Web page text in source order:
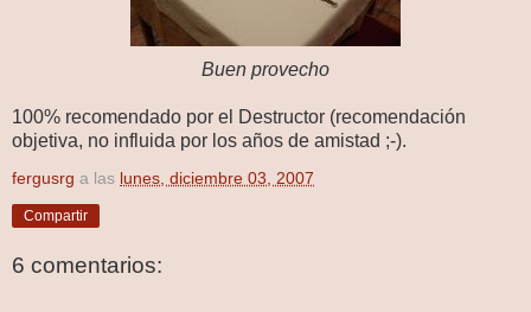
Buen provecho
100% recomendado por el Destructor (recomendación
objetiva, no influida por los años de amistad ;-).
fergusrg a las lunes, diciembre 03, 2007
Compartir
6 comentarios: